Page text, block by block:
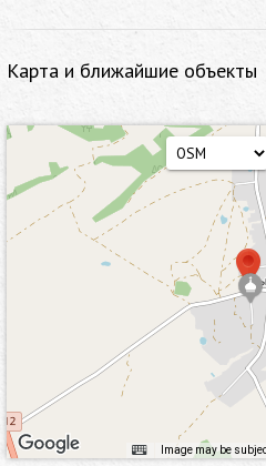
Карта и ближайшие объекты
Image may be